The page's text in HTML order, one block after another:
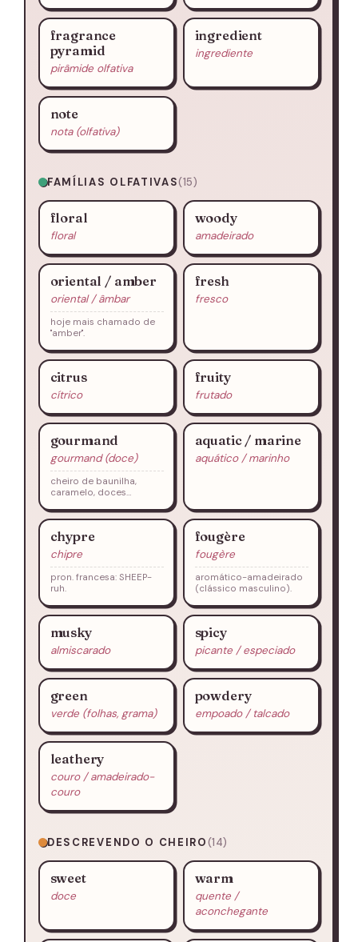
fragrance
pyramid
pirâmide olfativa
ingredient
ingrediente
note
nota (olfativa)
FAMÍLIAS OLFATIVAS(15)
floral
floral
woody
amadeirado
oriental / amber
oriental / âmbar
hoje mais chamado de
"amber".
fresh
fresco
citrus
cítrico
fruity
frutado
gourmand
gourmand (doce)
cheiro de baunilha,
caramelo, doces…
aquatic / marine
aquático / marinho
chypre
chipre
pron. francesa: SHEEP-
ruh.
fougère
fougère
aromático-amadeirado
(clássico masculino).
musky
almiscarado
spicy
picante / especiado
green
verde (folhas, grama)
powdery
empoado / talcado
leathery
couro / amadeirado-
couro
DESCREVENDO O CHEIRO(14)
sweet
doce
warm
quente /
aconchegante